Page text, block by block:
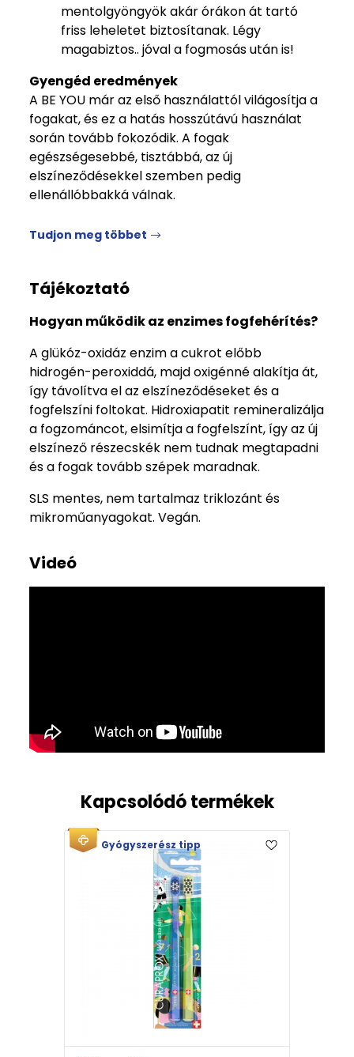
mentolgyöngyök akár órákon át tartó
friss leheletet biztosítanak. Légy
magabiztos.. jóval a fogmosás után is!
Gyengéd eredmények
A BE YOU már az első használattól világosítja a
fogakat, és ez a hatás hosszútávú használat
során tovább fokozódik. A fogak
egészségesebbé, tisztábbá, az új
elszíneződésekkel szemben pedig
ellenállóbbakká válnak.
Tudjon meg többet
Tájékoztató
Hogyan működik az enzimes fogfehérítés?
A glükóz-oxidáz enzim a cukrot előbb
hidrogén-peroxiddá, majd oxigénné alakítja át,
így távolítva el az elszíneződéseket és a
fogfelszíni foltokat. Hidroxiapatit remineralizálja
a fogzománcot, elsimítja a fogfelszínt, így az új
elszínező részecskék nem tudnak megtapadni
és a fogak tovább szépek maradnak.
SLS mentes, nem tartalmaz triklozánt és
mikroműanyagokat. Vegán.
Videó
Kapcsolódó termékek
Gyógyszerész tipp